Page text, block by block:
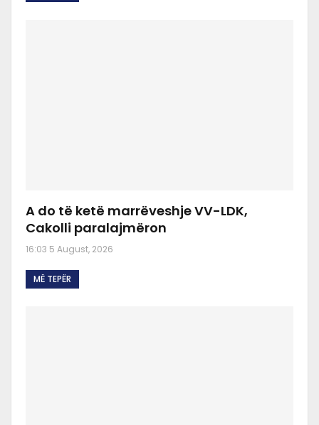
A do të ketë marrëveshje VV-LDK,
Cakolli paralajmëron
16:03 5 August, 2026
MË TEPËR